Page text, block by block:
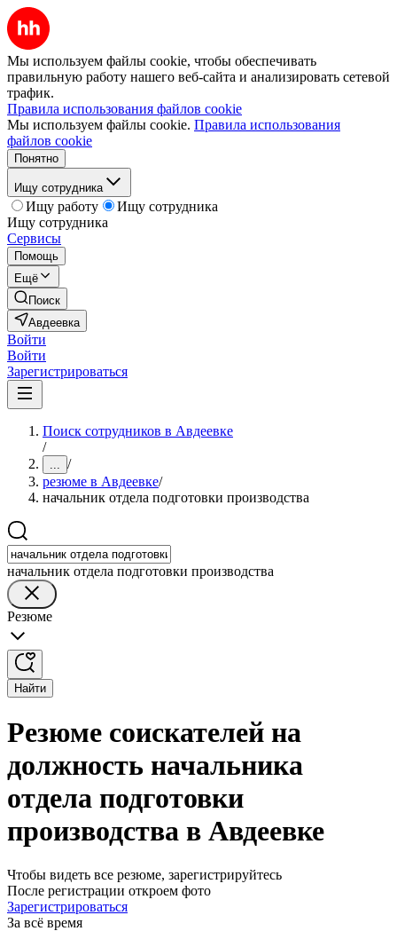
Мы используем файлы cookie, чтобы обеспечивать
правильную работу нашего веб-сайта и анализировать сетевой
трафик.
Правила использования файлов cookie
Мы используем файлы cookie. Правила использования
файлов cookie
Понятно
Ищу сотрудника
Ищу работу
Ищу сотрудника
Ищу сотрудника
Сервисы
Помощь
Ещё
Поиск
Авдеевка
Войти
Войти
Зарегистрироваться
Поиск сотрудников в Авдеевке
/
... /
резюме в Авдеевке/
начальник отдела подготовки производства
начальник отдела подготовки производства
Резюме
Найти
Резюме соискателей на
должность начальника
отдела подготовки
производства в Авдеевке
Чтобы видеть все резюме, зарегистрируйтесь
После регистрации откроем фото
Зарегистрироваться
За всё время